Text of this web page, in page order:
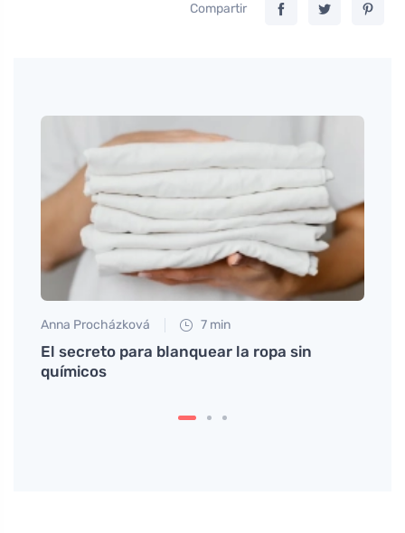
Compartir
Anna Procházková 7 min
El secreto para blanquear la ropa sin
químicos